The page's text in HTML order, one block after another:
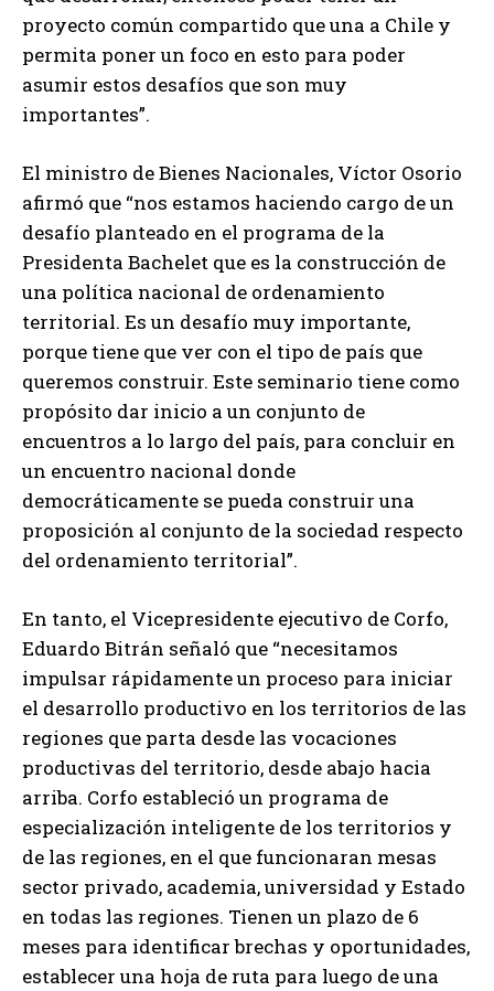
proyecto común compartido que una a Chile y
permita poner un foco en esto para poder
asumir estos desafíos que son muy
importantes”.
El ministro de Bienes Nacionales, Víctor Osorio
afirmó que “nos estamos haciendo cargo de un
desafío planteado en el programa de la
Presidenta Bachelet que es la construcción de
una política nacional de ordenamiento
territorial. Es un desafío muy importante,
porque tiene que ver con el tipo de país que
queremos construir. Este seminario tiene como
propósito dar inicio a un conjunto de
encuentros a lo largo del país, para concluir en
un encuentro nacional donde
democráticamente se pueda construir una
proposición al conjunto de la sociedad respecto
del ordenamiento territorial”.
En tanto, el Vicepresidente ejecutivo de Corfo,
Eduardo Bitrán señaló que “necesitamos
impulsar rápidamente un proceso para iniciar
el desarrollo productivo en los territorios de las
regiones que parta desde las vocaciones
productivas del territorio, desde abajo hacia
arriba. Corfo estableció un programa de
especialización inteligente de los territorios y
de las regiones, en el que funcionaran mesas
sector privado, academia, universidad y Estado
en todas las regiones. Tienen un plazo de 6
meses para identificar brechas y oportunidades,
establecer una hoja de ruta para luego de una